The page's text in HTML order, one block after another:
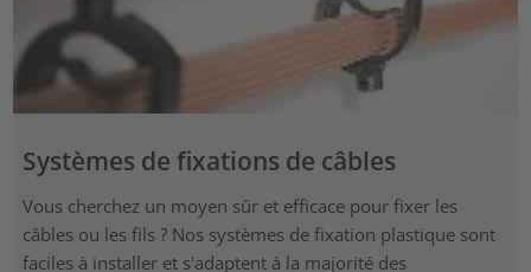
Systèmes de fixations de câbles
Vous cherchez un moyen sûr et efficace pour fixer les
câbles ou les fils ? Nos systèmes de fixation plastique sont
faciles à installer et s'adaptent à la majorité des